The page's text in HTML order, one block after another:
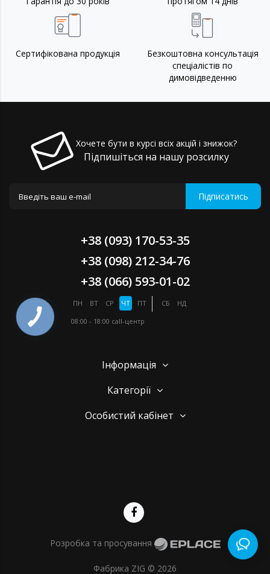
Сертифікована продукція
Безкоштовна консультація
спеціалістів по
димовідведенню
Хочете бути в курсі всіх акцій і знижок?
Підпишіться на нашу розсилку
Підписатись
+38 (093) 170-53-35
+38 (098) 212-34-76
+38 (066) 593-01-02
ПН ВТ СР ЧТ ПТ СБ
НД
08:00 - 18:00 call-центр
Інформація
Категорії
Особистий кабінет
Фабрика ZIG © 2026
Розробка та просування